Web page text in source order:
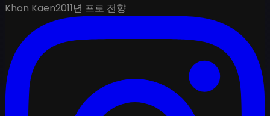
Khon Kaen2011년 프로 전향